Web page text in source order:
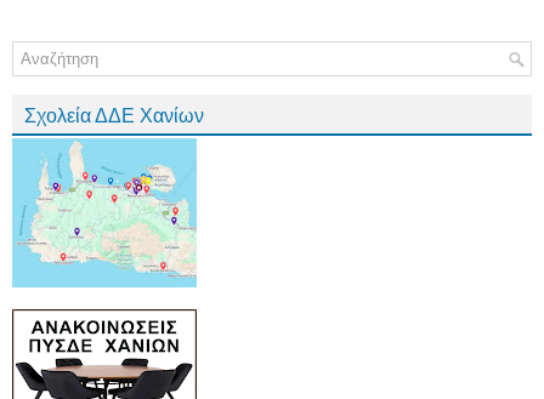
Σχολεία ΔΔΕ Χανίων